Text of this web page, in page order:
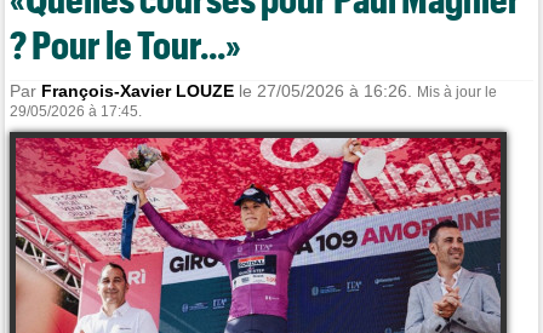
? Pour le Tour...»
Par François-Xavier LOUZE le 27/05/2026 à 16:26.
Mis à jour le
29/05/2026 à 17:45.